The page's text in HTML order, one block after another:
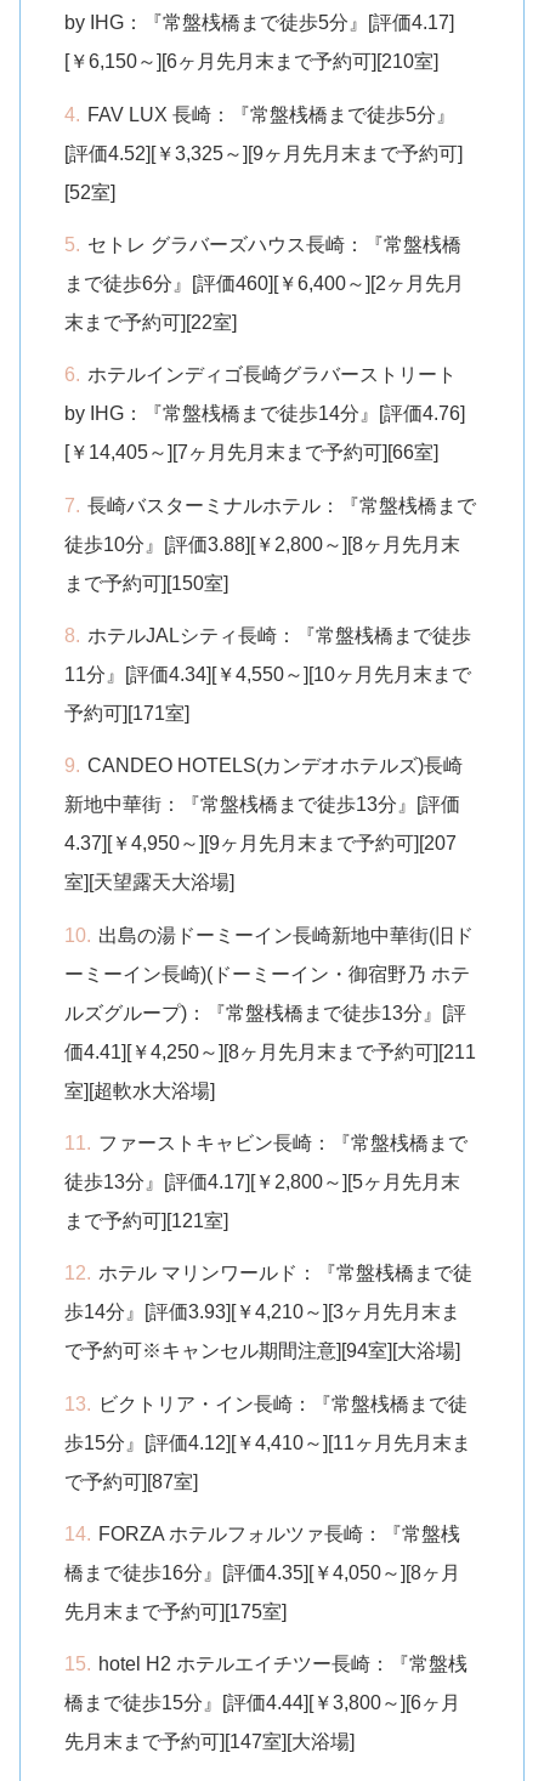
by IHG：『常盤桟橋まで徒歩5分』[評価4.17]
[￥6,150～][6ヶ月先月末まで予約可][210室]
FAV LUX 長崎：『常盤桟橋まで徒歩5分』
[評価4.52][￥3,325～][9ヶ月先月末まで予約可]
[52室]
セトレ グラバーズハウス長崎：『常盤桟橋
まで徒歩6分』[評価460][￥6,400～][2ヶ月先月
末まで予約可][22室]
ホテルインディゴ長崎グラバーストリート
by IHG：『常盤桟橋まで徒歩14分』[評価4.76]
[￥14,405～][7ヶ月先月末まで予約可][66室]
長崎バスターミナルホテル：『常盤桟橋まで
徒歩10分』[評価3.88][￥2,800～][8ヶ月先月末
まで予約可][150室]
ホテルJALシティ長崎：『常盤桟橋まで徒歩
11分』[評価4.34][￥4,550～][10ヶ月先月末まで
予約可][171室]
CANDEO HOTELS(カンデオホテルズ)長崎
新地中華街：『常盤桟橋まで徒歩13分』[評価
4.37][￥4,950～][9ヶ月先月末まで予約可][207
室][天望露天大浴場]
出島の湯ドーミーイン長崎新地中華街(旧ド
ーミーイン長崎)(ドーミーイン・御宿野乃 ホテ
ルズグループ)：『常盤桟橋まで徒歩13分』[評
価4.41][￥4,250～][8ヶ月先月末まで予約可][211
室][超軟水大浴場]
ファーストキャビン長崎：『常盤桟橋まで
徒歩13分』[評価4.17][￥2,800～][5ヶ月先月末
まで予約可][121室]
ホテル マリンワールド：『常盤桟橋まで徒
歩14分』[評価3.93][￥4,210～][3ヶ月先月末ま
で予約可※キャンセル期間注意][94室][大浴場]
ビクトリア・イン長崎：『常盤桟橋まで徒
歩15分』[評価4.12][￥4,410～][11ヶ月先月末ま
で予約可][87室]
FORZA ホテルフォルツァ長崎：『常盤桟
橋まで徒歩16分』[評価4.35][￥4,050～][8ヶ月
先月末まで予約可][175室]
hotel H2 ホテルエイチツー長崎：『常盤桟
橋まで徒歩15分』[評価4.44][￥3,800～][6ヶ月
先月末まで予約可][147室][大浴場]